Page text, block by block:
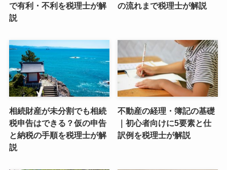
で有利・不利を税理士が解
説
の流れまで税理士が解説
相続財産が未分割でも相続
税申告はできる？仮の申告
と納税の手順を税理士が解
説
不動産の経理・簿記の基礎
｜初心者向けに5要素と仕
訳例を税理士が解説